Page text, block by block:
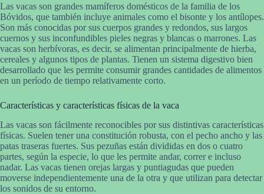
Las vacas son grandes mamíferos domésticos de la familia de los
Bóvidos, que también incluye animales como el bisonte y los antílopes.
Son más conocidas por sus cuerpos grandes y redondos, sus largos
cuernos y sus inconfundibles pieles negras y blancas o marrones. Las
vacas son herbívoras, es decir, se alimentan principalmente de hierba,
cereales y algunos tipos de plantas. Tienen un sistema digestivo bien
desarrollado que les permite consumir grandes cantidades de alimentos
en un período de tiempo relativamente corto.
Características y características físicas de la vaca
Las vacas son fácilmente reconocibles por sus distintivas características
físicas. Suelen tener una constitución robusta, con el pecho ancho y las
patas traseras fuertes. Sus pezuñas están divididas en dos o cuatro
partes, según la especie, lo que les permite andar, correr e incluso
nadar. Las vacas tienen orejas largas y puntiagudas que pueden
moverse independientemente una de la otra y que utilizan para detectar
los sonidos de su entorno.